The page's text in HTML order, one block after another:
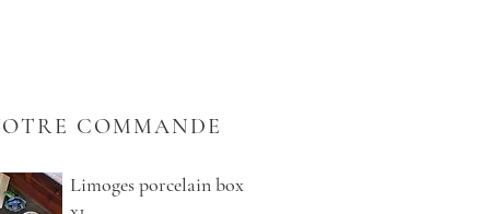
COMMANDE
Limoges porcelain box